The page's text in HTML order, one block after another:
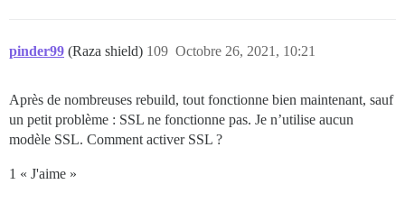
pinder99 (Raza shield) Octobre 26, 2021, 10:21
109
Après de nombreuses rebuild, tout fonctionne bien maintenant, sauf
un petit problème : SSL ne fonctionne pas. Je n’utilise aucun
modèle SSL. Comment activer SSL ?
1 « J'aime »